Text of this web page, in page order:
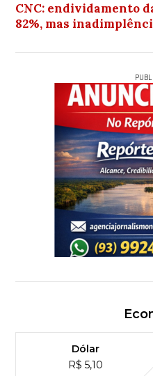
CNC: endividamento
82%, mas
Dólar
R$ 5,10